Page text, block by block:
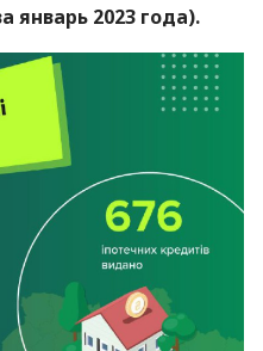
январь 2023 года).